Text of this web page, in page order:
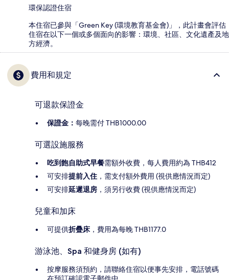
環保認證住宿
本住宿已參與「Green Key (環境教育基金會)」，此計畫會評估
住宿在以下一個或多個面向的影響：環境、社區、文化遺產及地
方經濟。
費用和規定
可退款保證金
保證金： 每晚需付 THB1000.00
可選設施服務
吃到飽自助式早餐需額外收費，每人費用約為 THB412
可安排提前入住 ，需支付額外費用 (視供應情況而定)
可安排延遲退房 ，須另行收費 (視供應情況而定)
兒童和加床
可提供折疊床 ，費用為每晚 THB1177.0
游泳池、Spa 和健身房 (如有)
按摩服務須預約，請聯絡住宿以便事先安排，電話號碼